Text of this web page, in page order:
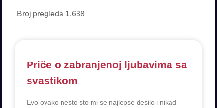
Broj pregleda 1.638
Priče o zabranjenoj ljubavima sa
svastikom
Evo ovako nesto sto mi se najlepse desilo i nikad